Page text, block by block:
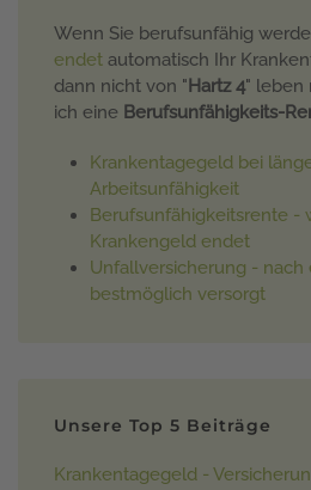
Wenn Sie berufsunfähig
endet automatisch Ihr
dann nicht von " Hartz 4" leben
ich eine Berufsunfähigkeits-
Krankentagegeld bei
Arbeitsunfähigkeit
Berufsunfähigkeitsrente -
Krankengeld endet
Unfallversicherung - nach
bestmöglich versorgt
Unsere Top 5 Beiträge
Krankentagegeld -